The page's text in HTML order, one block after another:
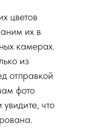
Заказывая
ваши пожелания по
букета, цветовой
свяжется наш
мы
цветов
их в
камерах.
из
отправкой
фото
что